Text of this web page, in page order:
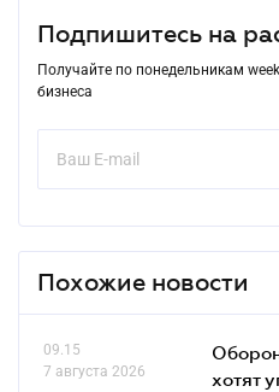
Подпишитесь на
Получайте по понедельникам
бизнеса
Похожие новости
09.15
7 августа 2026
хотят